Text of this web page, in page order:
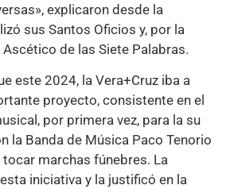
explicaron desde la
sus Santos Oficios y, por la
de las Siete Palabras.
este 2024, la Vera+Cruz iba a
proyecto, consistente en el
por primera vez, para la su
la Banda de Música Paco Tenorio
marchas fúnebres. La
iniciativa y la justificó en la